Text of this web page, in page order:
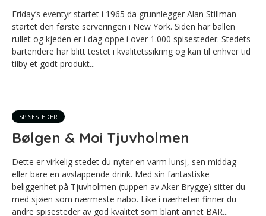
Friday’s eventyr startet i 1965 da grunnlegger Alan Stillman
startet den første serveringen i New York. Siden har ballen
rullet og kjeden er i dag oppe i over 1.000 spisesteder. Stedets
bartendere har blitt testet i kvalitetssikring og kan til enhver tid
tilby et godt produkt...
SPISESTEDER
Bølgen & Moi Tjuvholmen
Dette er virkelig stedet du nyter en varm lunsj, sen middag
eller bare en avslappende drink. Med sin fantastiske
beliggenhet på Tjuvholmen (tuppen av Aker Brygge) sitter du
med sjøen som nærmeste nabo. Like i nærheten finner du
andre spisesteder av god kvalitet som blant annet BAR...